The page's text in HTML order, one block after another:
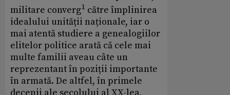
militare converg1 către împlinirea
idealului unității naționale, iar o
mai atentă studiere a genealogiilor
elitelor politice arată că cele mai
multe familii aveau câte un
reprezentant în poziții importante
în armată. De altfel, în primele